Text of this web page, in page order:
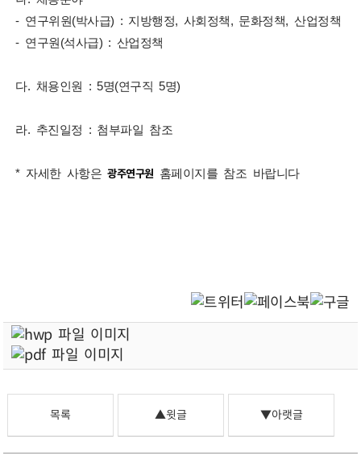
- 연구위원(박사급) : 지방행정, 사회정책, 문화정책, 산업정책
- 연구원(석사급) : 산업정책
다. 채용인원 : 5명(연구직 5명)
라. 추진일정 : 첨부파일 참조
* 자세한 사항은광주연구원 ​ 홈페이지를 참조 바랍니다
[광주연구원 2025-16호] (재)광주연구원 연구직(석, 박사) 공개채용 공고.hwp
목록 ▲윗글 ▼아랫글